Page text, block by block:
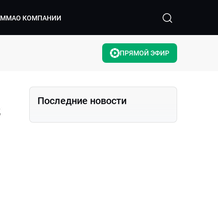
О КОМПАНИИ
ПРЯМОЙ ЭФИР
Последние новости